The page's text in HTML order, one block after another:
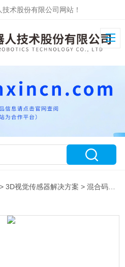
术股份有限公司网站！
>3D视觉传感器解决方案 >混合码垛